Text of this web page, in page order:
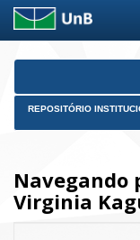
Skip
REPOSITÓRIO
Navegando
Virginia